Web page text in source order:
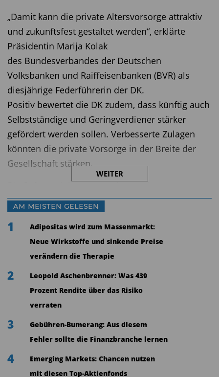
„Damit kann die private Altersvorsorge attraktiv
und zukunftsfest gestaltet werden“, erklärte
Präsidentin Marija Kolak
des Bundesverbandes der Deutschen
Volksbanken und Raiffeisenbanken (BVR) als
diesjährige Federführerin der DK.
Positiv bewertet die DK zudem, dass künftig auch
Selbstständige und Geringverdiener stärker
gefördert werden sollen. Verbesserte Zulagen
könnten die private Vorsorge in der Breite der
Gesellschaft stärken.
Altersvorsorgedepot vor, das den
Vermögensaufbau mit stärkerem
Kapitalmarktbezug erleichtern soll. Gerade der
Verzicht auf starre Garantievorgaben gilt seit
Jahren als zentrale Forderung vieler Anbieter, da
klassische Garantien in Zeiten niedriger Zinsen
die Renditechancen erheblich begrenzen.
Staatliches Angebot wird kritisch gesehen
Kritisch blickt die Branche allerdings auf das
seien weiterhin zahlreiche Fragen offen,
WEITER
AM MEISTEN GELESEN
1
Adipositas wird zum Massenmarkt:
Neue Wirkstoffe und sinkende Preise
verändern die Therapie
2
Leopold Aschenbrenner: Was 439
Prozent Rendite über das Risiko
verraten
3
Gebühren-Bumerang: Aus diesem
Fehler sollte die Finanzbranche lernen
4
Emerging Markets: Chancen nutzen
mit diesen Top-Aktienfonds